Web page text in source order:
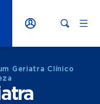
Geriatra Clínico